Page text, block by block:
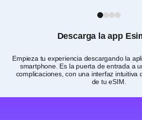
Descarga la app
Empieza tu experiencia descargando la
smartphone. Es la puerta de entrada a
complicaciones, con una interfaz intuitiva
de tu eSIM.
1